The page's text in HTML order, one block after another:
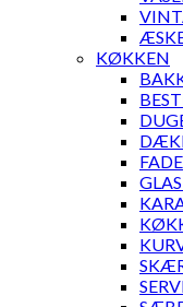
KØKKEN
FADE